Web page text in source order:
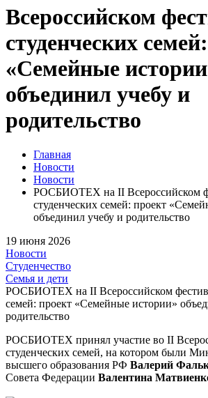
Всероссийском
студенческих
«Семейные
объединил учебу и
родительство
Главная
Новости
Новости
РОСБИОТЕХ на II Всероссийском
студенческих семей: проект
объединил учебу и родительство
19 июня 2026
Новости
Студенчество
Семья и дети
РОСБИОТЕХ на II Всероссийском
семей: проект «Семейные истории»
родительство
РОСБИОТЕХ принял участие во II
студенческих семей, на котором были
высшего образования РФ Валерий
Совета Федерации Валентина